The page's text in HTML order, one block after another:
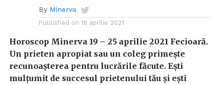
By Minerva
Published on 16 aprilie 2021
Horoscop Minerva 19 – 25 aprilie 2021 Fecioară.
Un prieten apropiat sau un coleg primește
recunoașterea pentru lucrările făcute. Ești
mulțumit de succesul prietenului tău și ești